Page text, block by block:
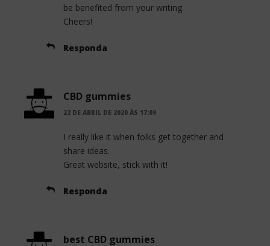
be benefited from your writing.
Cheers!
Responda
CBD gummies
22 DE ABRIL DE 2020 ÀS 17:09
I really like it when folks get together and
share ideas.
Great website, stick with it!
Responda
best CBD gummies